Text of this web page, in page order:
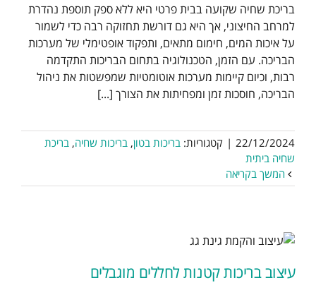
בריכת שחיה שקועה בבית פרטי היא ללא ספק תוספת נהדרת
למרחב החיצוני, אך היא גם דורשת תחזוקה רבה כדי לשמור
על איכות המים, חימום מתאים, ותפקוד אופטימלי של מערכות
הבריכה. עם הזמן, הטכנולוגיה בתחום הבריכות התקדמה
רבות, וכיום קיימות מערכות אוטומטיות שמפשטות את ניהול
הבריכה, חוסכות זמן ומפחיתות את הצורך [...]
22/12/2024
| קטגוריות: בריכות בטון, בריכות שחיה, בריכת
שחיה ביתית
המשך בקריאה
עיצוב בריכות קטנות לחללים מוגבלים